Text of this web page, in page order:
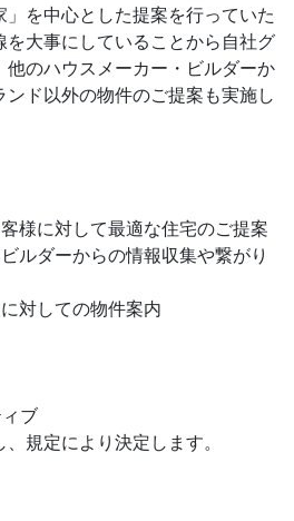
を中心とした提案を行っていた
を大事にしていることから自社グ
他のハウスメーカー・ビルダーか
ンド以外の物件のご提案も実施し
様に対して最適な住宅のご提案
ルダーからの情報収集や繋がり
対しての物件案内
ブ
規定により決定します。